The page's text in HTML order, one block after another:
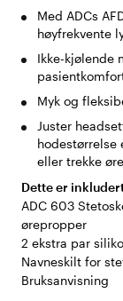
Med ADCs
høyfrekvente
Ikke-kjølende
Myk og
Juster
hodestørrelse
eller trekke
Dette er
ADC 603
ørepropper
2 ekstra par
Navneskilt for
Bruksanvisning